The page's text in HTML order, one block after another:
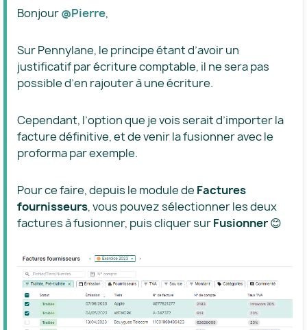
Bonjour@Pierre,
Sur Pennylane, le principe étant d’avoir un
justificatif par écriture comptable, il ne sera pas
possible d’en rajouter à une écriture.
Cependant, l’option que je vois serait d’importer la
facture définitive, et de venir la fusionner avec le
proforma par exemple.
Pour ce faire, depuis le module de Factures
fournisseurs, vous pouvez sélectionner les deux
factures à fusionner, puis cliquer surFusionner😊